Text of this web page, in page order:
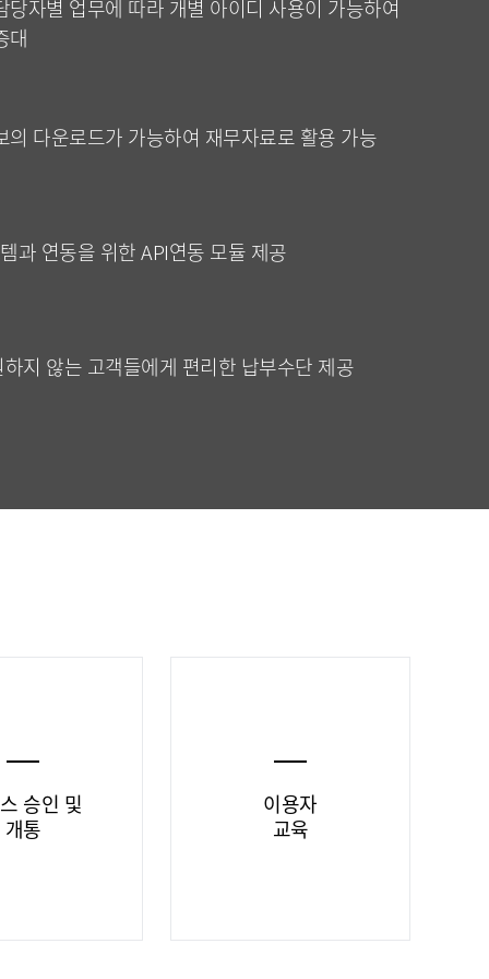
당자별 업무에 따라 개별 아이디 사용이 가능하여
대
의 다운로드가 가능하여 재무자료로 활용 가능
과 연동을 위한 API연동 모듈 제공
지 않는 고객들에게 편리한 납부수단 제공
승인 및
개통
이용자
교육